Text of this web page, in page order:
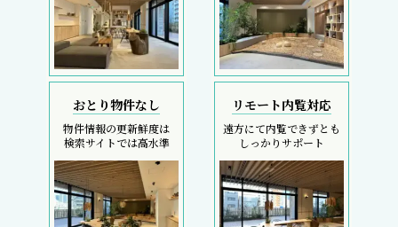
おとり物件なし
物件情報の更新鮮度は
検索サイトでは高水準
リモート内覧対応
遠方にて内覧できずとも
しっかりサポート